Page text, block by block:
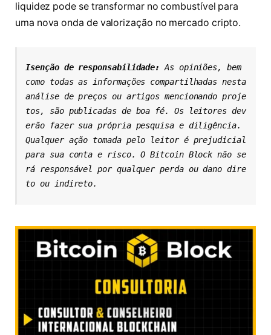
liquidez pode se transformar no combustível para
uma nova onda de valorização no mercado cripto.
Isenção de responsabilidade: As opiniões, bem
como todas as informações compartilhadas nesta
análise de preços ou artigos mencionando proje
tos, são publicadas de boa fé. Os leitores dev
erão fazer sua própria pesquisa e diligência.
Qualquer ação tomada pelo leitor é prejudicial
para sua conta e risco. O Bitcoin Block não se
rá responsável por qualquer perda ou dano dire
to ou indireto.